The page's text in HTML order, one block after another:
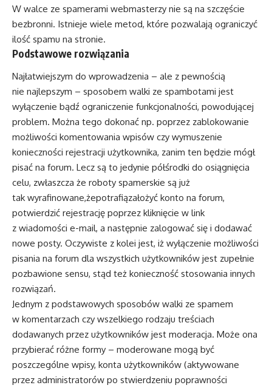
W walce ze spamerami webmasterzy nie są na szczęście
bezbronni. Istnieje wiele metod, które pozwalają ograniczyć
ilość spamu na stronie.
Podstawowe rozwiązania
Najłatwiejszym do wprowadzenia – ale z pewnością
nie najlepszym – sposobem walki ze spambotami jest
wyłączenie bądź ograniczenie funkcjonalności, powodującej
problem. Można tego dokonać np. poprzez zablokowanie
możliwości komentowania wpisów czy wymuszenie
konieczności rejestracji użytkownika, zanim ten będzie mógł
pisać na forum. Lecz są to jedynie półśrodki do osiągnięcia
celu, zwłaszcza że roboty spamerskie są już
tak wyrafinowane,żepotrafiązałożyć konto na forum,
potwierdzić rejestrację poprzez kliknięcie w link
z wiadomości e-mail, a następnie zalogować się i dodawać
nowe posty. Oczywiste z kolei jest, iż wyłączenie możliwości
pisania na forum dla wszystkich użytkowników jest zupełnie
pozbawione sensu, stąd też konieczność stosowania innych
rozwiązań.
Jednym z podstawowych sposobów walki ze spamem
w komentarzach czy wszelkiego rodzaju treściach
dodawanych przez użytkowników jest moderacja. Może ona
przybierać różne formy – moderowane mogą być
poszczególne wpisy, konta użytkowników (aktywowane
przez administratorów po stwierdzeniu poprawności